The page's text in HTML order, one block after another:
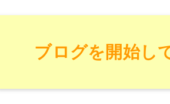
ブログを開始し